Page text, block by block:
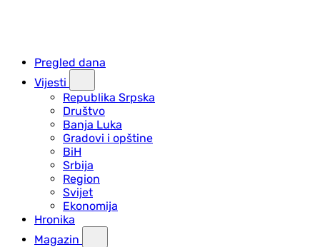
Pregled dana
Vijesti
Republika Srpska
Društvo
Banja Luka
Gradovi i opštine
BiH
Srbija
Region
Svijet
Ekonomija
Hronika
Magazin